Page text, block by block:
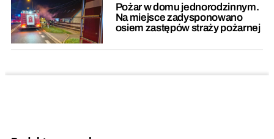
Pożar w domu jednorodzinnym.
Na miejsce zadysponowano
osiem zastępów straży pożarnej